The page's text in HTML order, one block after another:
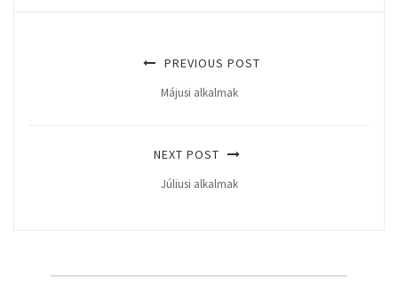
PREVIOUS POST
Májusi alkalmak
NEXT POST
Júliusi alkalmak